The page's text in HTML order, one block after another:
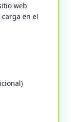
web
carga en el